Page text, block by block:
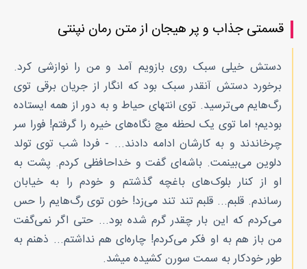
قسمتی جذاب و پر هیجان از متن رمان نپنتی
دستش خیلی سبک روی بازویم آمد و من را نوازشی کرد.
برخورد دستش آنقدر سبک بود که انگار از جریان برقی توی
رگ‌هایم می‌ترسید. توی انتهای حیاط و به دور از همه ایستاده
بودیم؛ اما توی یک لحظه مچ نگاه‌های خیره را گرفتم! فورا سر
چرخاندند و به کارشان ادامه دادند... - فردا شب توی تولد
دلوین می‌بینمت. باشه‌ای گفت و خداحافظی کردم. پشت به
او از کنار بلوک‌های باغچه گذشتم و خودم را به خیابان
رساندم. قلبم... قلبم تند تند می‌زد! خون توی رگ‌هایم را حس
می‌کردم که این بار چقدر گرم شده بود... حتی اگر نمی‌گفت
من باز هم به او فکر می‌کردم! چاره‌ای هم نداشتم... ذهنم به
طور خودکار به سمت سورن کشیده میشد.